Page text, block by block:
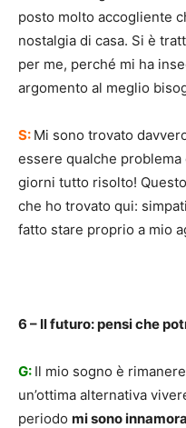
posto molto accogliente
nostalgia di casa. Si è
per me, perché mi ha
argomento al meglio
S: Mi sono trovato
essere qualche problema
giorni tutto risolto!
che ho trovato qui:
fatto stare proprio a mio
6 – Il futuro: pensi che
G: Il mio sogno è
un’ottima alternativa
periodo mi sono